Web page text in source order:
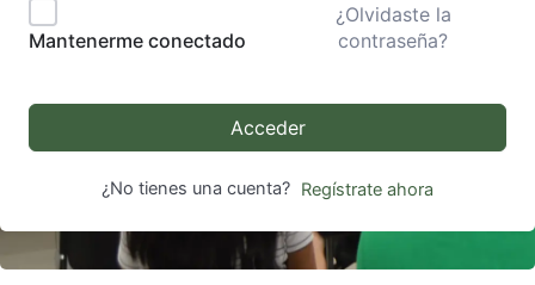
Mantenerme conectado
¿Olvidaste la
contraseña?
Acceder
¿No tienes una cuenta? Regístrate ahora